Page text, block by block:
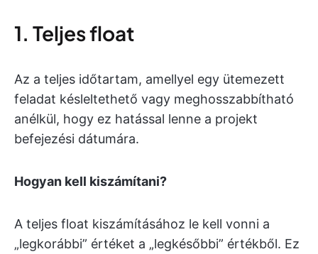
1. Teljes float
Az a teljes időtartam, amellyel egy ütemezett
feladat késleltethető vagy meghosszabbítható
anélkül, hogy ez hatással lenne a projekt
befejezési dátumára.
Hogyan kell kiszámítani?
A teljes float kiszámításához le kell vonni a
„legkorábbi” értéket a „legkésőbbi” értékből. Ez